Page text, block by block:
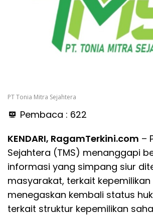
PT Tonia Mitra Sejahtera
Pembaca : 622
KENDARI, RagamTerkini.com –
Sejahtera (TMS) menanggapi
informasi yang simpang siur
masyarakat, terkait
menegaskan kembali status
terkait struktur kepemilikan